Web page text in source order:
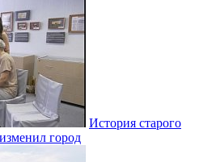
История старого
город